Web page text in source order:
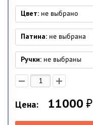
Цвет: не выбрано
Патина: не выбрана
Ручки: не выбраны
Цена: 11000₽